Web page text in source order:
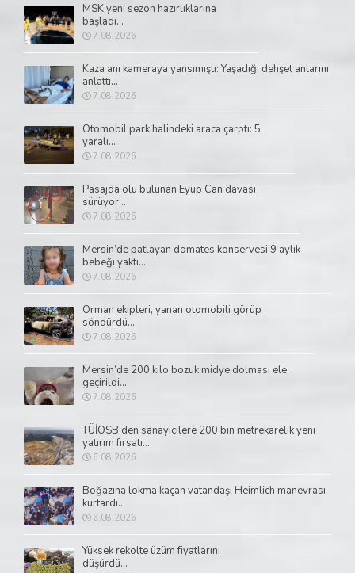
MSK yeni sezon hazırlıklarına
başladı...
7.08.2026
Kaza anı kameraya yansımıştı: Yaşadığı dehşet anlarını
anlattı...
7.08.2026
Otomobil park halindeki araca çarptı: 5
yaralı...
7.08.2026
Pasajda ölü bulunan Eyüp Can davası
sürüyor...
7.08.2026
Mersin’de patlayan domates konservesi 9 aylık
bebeği yaktı...
7.08.2026
Orman ekipleri, yanan otomobili görüp
söndürdü...
7.08.2026
Mersin’de 200 kilo bozuk midye dolması ele
geçirildi...
7.08.2026
TÜİOSB’den sanayicilere 200 bin metrekarelik yeni
yatırım fırsatı...
6.08.2026
Boğazına lokma kaçan vatandaşı Heimlich manevrası
kurtardı...
6.08.2026
Yüksek rekolte üzüm fiyatlarını
düşürdü...